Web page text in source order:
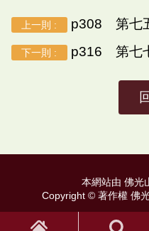
上一則 : p308 第七
下一則 : p316 第七
本網站由 佛光
Copyright © 著作權 佛